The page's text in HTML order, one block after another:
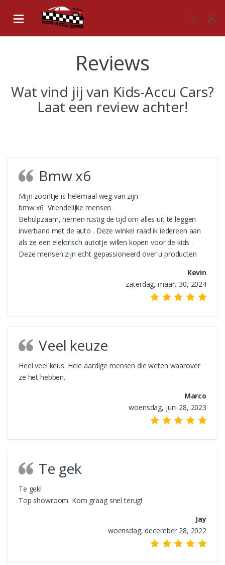
Reviews
Wat vind jij van Kids-Accu Cars?
Laat een review achter!
Bmw x6
Mijn zoontje is helemaal weg van zijn
bmw x6 Vriendelijke mensen
Behulpzaam, nemen rustig de tijd om alles uit te leggen
inverband met de auto . Deze winkel raad ik iedereen aan
als ze een elektrisch autotje willen kopen voor de kids .
Deze mensen zijn echt gepassioneerd over u producten
Kevin
zaterdag, maart 30, 2024
Veel keuze
Heel veel keus. Hele aardige mensen die weten waarover
ze het hebben.
Marco
woensdag, juni 28, 2023
Te gek
Te gek!
Top showroom. Kom graag snel terug!
Jay
woensdag, december 28, 2022